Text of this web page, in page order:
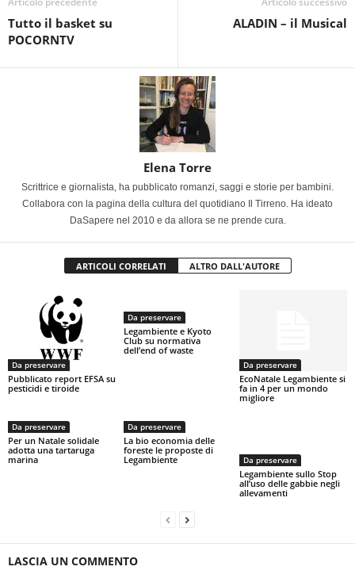
Tutto il basket su
POCORNTV
ALADIN – il Musical
Elena Torre
Scrittrice e giornalista, ha pubblicato romanzi, saggi e storie per bambini.
Collabora con la pagina della cultura del quotidiano Il Tirreno. Ha ideato
DaSapere nel 2010 e da allora se ne prende cura.
ARTICOLI CORRELATI ALTRO DALL'AUTORE
Da preservare
Pubblicato report EFSA su
pesticidi e tiroide
Da preservare
Legambiente e Kyoto
Club su normativa
dell’end of waste
Da preservare
EcoNatale Legambiente si
fa in 4 per un mondo
migliore
Da preservare
Per un Natale solidale
adotta una tartaruga
marina
Da preservare
La bio economia delle
foreste le proposte di
Legambiente
Da preservare
Legambiente sullo Stop
all’uso delle gabbie negli
allevamenti
LASCIA UN COMMENTO